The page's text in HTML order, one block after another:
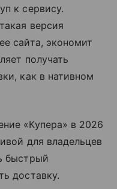
к сервису.
версия
сайта, экономит
получать
как в нативном
«Купера» в 2026
для владельцев
быстрый
доставку.